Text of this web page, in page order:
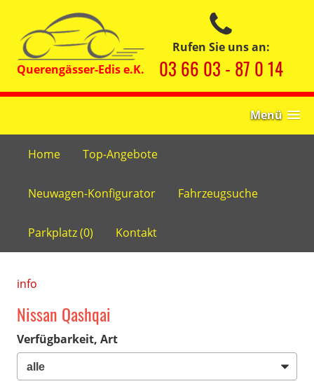
Rufen Sie uns an:
03 66 03 - 87 0 14
Menü
Home Top-Angebote
Neuwagen-Konfigurator Fahrzeugsuche
Parkplatz (0) Kontakt
info
Nissan Qashqai
Verfügbarkeit, Art